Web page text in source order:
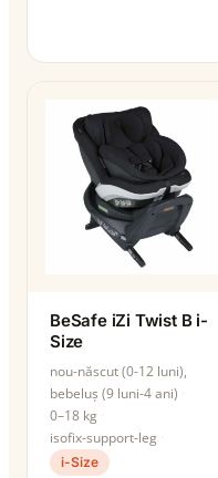
BeSafe iZi Twist B i-
Size
nou-născut (0-12 luni),
bebeluș (9 luni-4 ani)
0–18 kg
isofix-support-leg
i-Size